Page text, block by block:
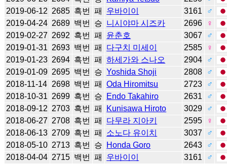
2019-06-12 2685 흑번 패 우바이이 3161
♂
2019-04-24 2689 백번 승 니시야마 시즈카 2696
♀
2019-02-27 2692 흑번 패 윤춘호 3067
♂
2019-01-31 2693 백번 패 다구치 미세이 2585
♀
2019-01-23 2694 흑번 패 하세가와 스나오 2904
♂
2019-01-09 2695 백번 승 Yoshida Shoji 2808
♂
2018-11-14 2698 백번 패 Oda Hiromitsu 2723
♂
2018-10-31 2699 흑번 승 Endo Takahiro 2631
♂
2018-09-12 2703 흑번 패 Kunisawa Hiroto 3029
♂
2018-06-27 2708 흑번 패 다무라 지아키 2595
♀
2018-06-13 2709 흑번 패 소노다 유이치 3037
♂
2018-05-10 2713 흑번 승 Honda Goro 2643
♂
2018-04-04 2715 백번 패 우바이이 3161
♂